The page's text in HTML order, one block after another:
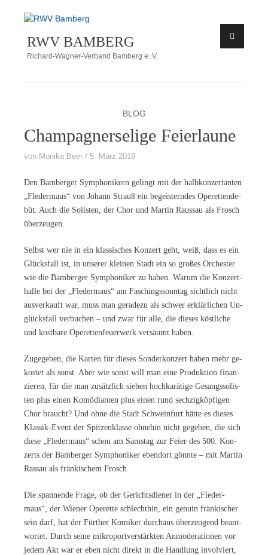
Zum
springen
RWV BAMBERG
Richard-Wagner-Verband Bamberg e. V.
BLOG
Champagnerselige Feierlaune
von Monika Beer 5. März 2019
Den Bam­ber­ger Sym­pho­ni­kern ge­lingt mit der halb­kon­zer­tan­ten
„Fle­der­maus“ von Jo­hann Strauß ein be­geis­tern­des Ope­ret­ten­de­
büt. Auch die So­lis­ten, der Chor und Mar­tin Raus­sau als Frosch
überzeugen.
Selbst wer nie in ein klas­si­sches Kon­zert geht, weiß, dass es ein
Glücks­fall ist, in un­se­rer klei­nen Stadt ein so gro­ßes Or­ches­ter
wie die Bam­ber­ger Sym­pho­ni­ker zu ha­ben. War­um die Kon­zert­
hal­le bei der „Fle­der­maus“ am Fa­schings­sonn­tag sicht­lich nicht
aus­ver­kauft war, muss man ge­ra­de­zu als schwer er­klär­li­chen Un­
glücks­fall ver­bu­chen – und zwar für alle, die die­ses köst­li­che
und kost­ba­re Ope­ret­ten­feu­er­werk ver­säumt haben.
Zu­ge­ge­ben, die Kar­ten für die­ses Son­der­kon­zert ha­ben mehr ge­
kos­tet als sonst. Aber wie sonst will man eine Pro­duk­ti­on fi­nan­
zie­ren, für die man zu­sätz­lich sie­ben hoch­ka­rä­ti­ge Ge­sangs­so­lis­
ten plus ei­nen Ko­mö­di­an­ten plus ei­nen rund sech­zig­köp­fi­gen
Chor braucht? Und ohne die Stadt Schwein­furt hät­te es die­ses
Klas­sik-Event der Spit­zen­klas­se oh­ne­hin nicht ge­ge­ben, die sich
die­se „Fle­der­maus“ schon am Sams­tag zur Fei­er des 500. Kon­
zerts der Bam­ber­ger Sym­pho­ni­ker eben­dort gönn­te – mit Mar­tin
Ras­sau als frän­ki­schem Frosch.
Die span­nen­de Fra­ge, ob der Ge­richts­die­ner in der „Fle­der­
maus“, der Wie­ner Ope­ret­te schlecht­hin, ein ge­nu­in frän­ki­scher
sein darf, hat der Für­ther Ko­mi­ker durch­aus über­zeu­gend be­ant­
wor­tet. Durch sei­ne mi­kro­port­ver­stärk­ten An­mo­de­ra­tio­nen vor
je­dem Akt war er eben nicht di­rekt in die Hand­lung in­vol­viert,